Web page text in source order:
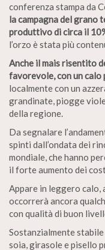
conferenza stampa da
la campagna del grano
produttivo di circa il
l’orzo è stata più
Anche il mais risentito
favorevole, con un
localmente con un
grandinate, piogge
della regione.
Da segnalare
spinti dall’ondata dei
mondiale, che hanno
il forte aumento dei
Appare in leggero calo,
occorrerà ancora
con qualità di buon
Sostanzialmente
soia, girasole e pisello